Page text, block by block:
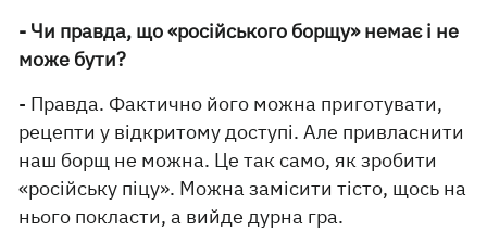
- Чи правда, що «російського борщу» немає і не
може бути?
- Правда. Фактично його можна приготувати,
рецепти у відкритому доступі. Але привласнити
наш борщ не можна. Це так само, як зробити
«російську піцу». Можна замісити тісто, щось на
нього покласти, а вийде дурна гра.